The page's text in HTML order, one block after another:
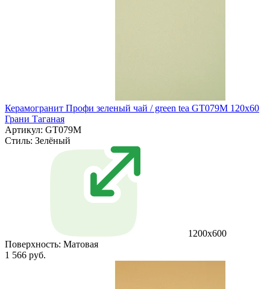
Керамогранит Профи зеленый чай / green tea GT079M 120х60
Грани Таганая
Артикул: GT079M
Стиль: Зелёный
1200х600
Поверхность: Матовая
1 566 руб.